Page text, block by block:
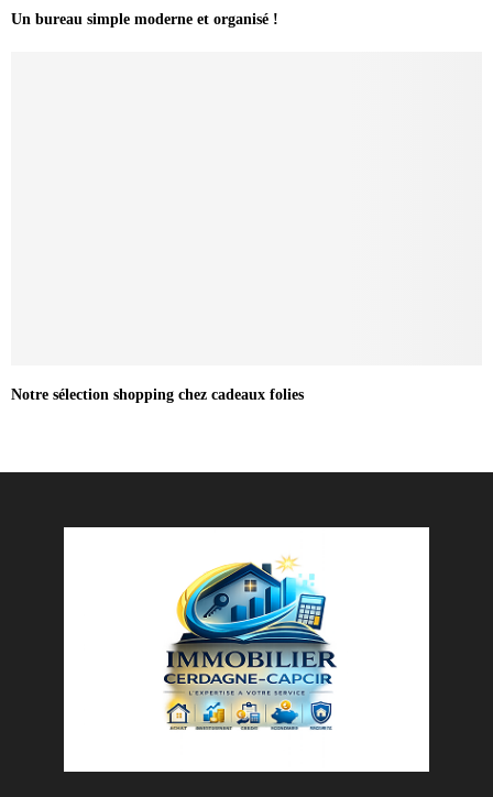
Un bureau simple moderne et organisé !
Notre sélection shopping chez cadeaux folies